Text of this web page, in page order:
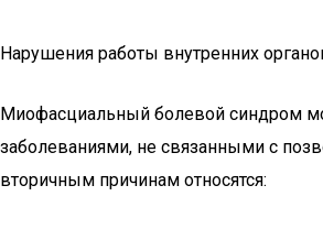
Нарушения работы внутренних
Миофасциальный болевой синдром
заболеваниями, не связанными с
вторичным причинам относятся: